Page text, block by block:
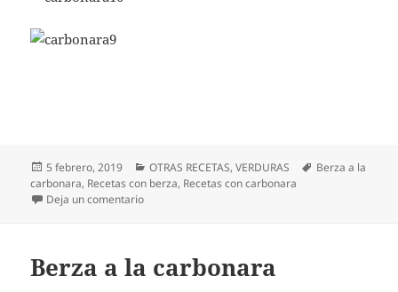
Publicado
el
5 febrero, 2019 Categorías
OTRAS RECETAS,VERDURAS Etiquetas
Berza a la
carbonara, Recetas con berza, Recetas con carbonara
Deja un comentarioen Berza a la carbonara
Berza a la carbonara